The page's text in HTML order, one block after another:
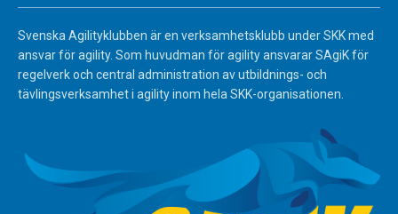
Svenska Agilityklubben är en verksamhetsklubb under SKK med
ansvar för agility. Som huvudman för agility ansvarar SAgiK för
regelverk och central administration av utbildnings- och
tävlingsverksamhet i agility inom hela SKK-organisationen.